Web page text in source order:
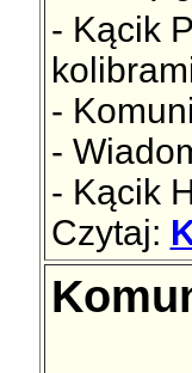
- Kącik
-
-
- Kącik
Czytaj: